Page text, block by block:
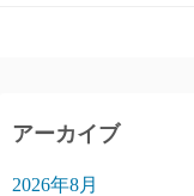
アーカイブ
2026年8月